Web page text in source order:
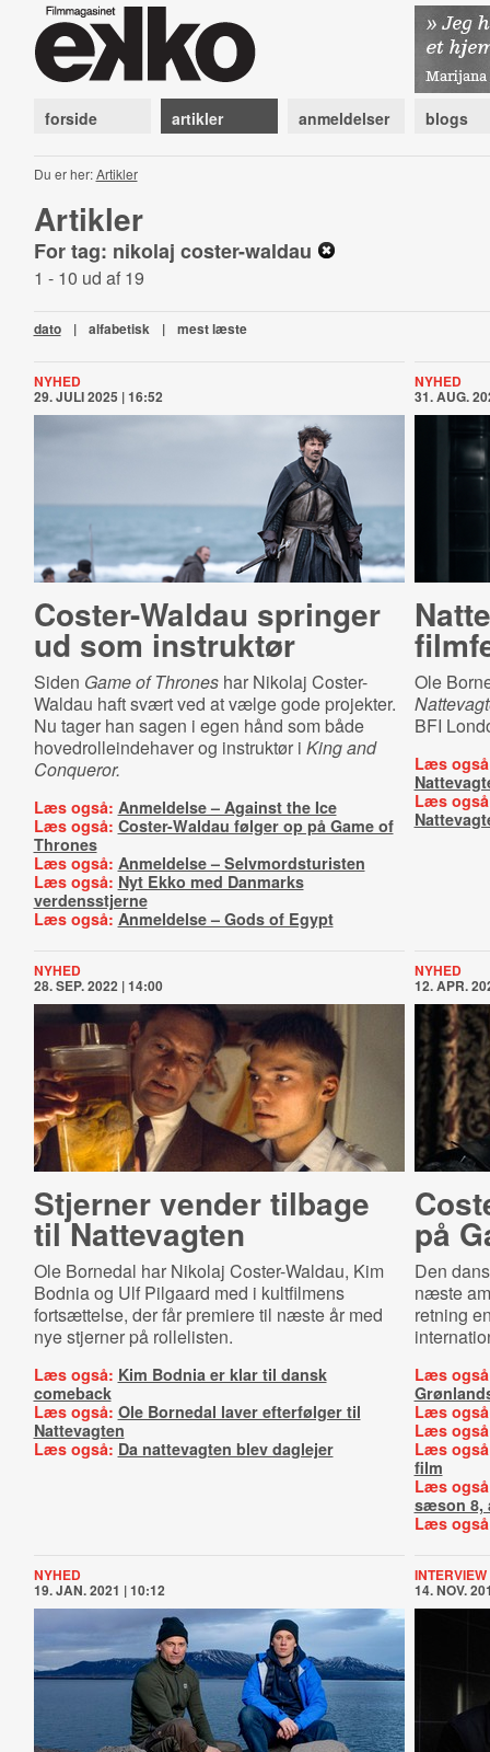
forside artikler anmeldelser blogs
Du er her:Artikler
Artikler
For tag: nikolaj coster-waldau
1 - 10 ud af 19
dato | alfabetisk | mest læste
NYHED
29. JULI 2025 | 16:52
Coster-Waldau springer
ud som instruktør
Siden Game of Thrones har Nikolaj Coster-
Waldau haft svært ved at vælge gode projekter.
Nu tager han sagen i egen hånd som både
hovedrolleindehaver og instruktør i King and
Conqueror.
Læs også: Anmeldelse – Against the Ice
Læs også: Coster-Waldau følger op på Game of
Thrones
Læs også: Anmeldelse – Selvmordsturisten
Læs også: Nyt Ekko med Danmarks
verdensstjerne
Læs også: Anmeldelse – Gods of Egypt
NYHED
31. AUG.
Ole
BFI
Læs
Læs
NYHED
28. SEP. 2022 | 14:00
Stjerner vender tilbage
til Nattevagten
Ole Bornedal har Nikolaj Coster-Waldau, Kim
Bodnia og Ulf Pilgaard med i kultfilmens
fortsættelse, der får premiere til næste år med
nye stjerner på rollelisten.
Læs også: Kim Bodnia er klar til dansk
comeback
Læs også: Ole Bornedal laver efterfølger til
Nattevagten
Læs også: Da nattevagten blev daglejer
NYHED
12. APR.
på
Den
næste
retning
Læs
Læs
Læs
Læs
film
Læs
sæson 8,
Læs
NYHED
19. JAN. 2021 | 10:12
INTERVIEW
14. NOV.